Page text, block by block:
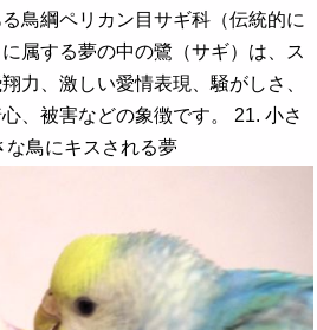
鳥綱ペリカン目サギ科（伝統的に
属する夢の中の鷺（サギ）は、ス
力、激しい愛情表現、騒がしさ、
、被害などの象徴です。 21. 小さ
な鳥にキスされる夢